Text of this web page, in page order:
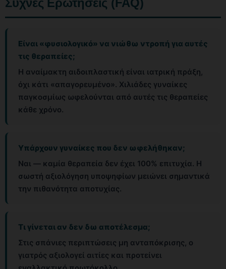
Είναι «φυσιολογικό» να νιώθω ντροπή για αυτές
τις θεραπείες;
Η αναίμακτη αιδοιπλαστική είναι ιατρική πράξη,
όχι κάτι «απαγορευμένο». Χιλιάδες γυναίκες
παγκοσμίως ωφελούνται από αυτές τις θεραπείες
κάθε χρόνο.
Υπάρχουν γυναίκες που δεν ωφελήθηκαν;
Ναι — καμία θεραπεία δεν έχει 100% επιτυχία. Η
σωστή αξιολόγηση υποψηφίων μειώνει σημαντικά
την πιθανότητα αποτυχίας.
Τι γίνεται αν δεν δω αποτέλεσμα;
Στις σπάνιες περιπτώσεις μη ανταπόκρισης, ο
γιατρός αξιολογεί αιτίες και προτείνει